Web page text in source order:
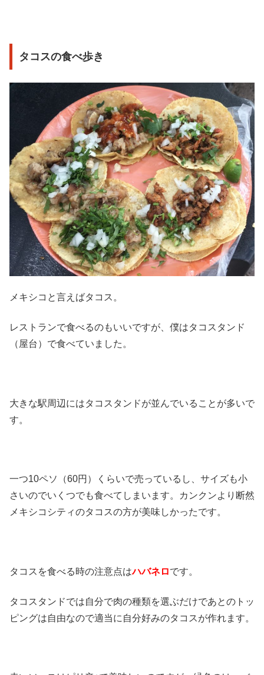
タコスの食べ歩き
メキシコと言えばタコス。
レストランで食べるのもいいですが、僕はタコスタンド
（屋台）で食べていました。
大きな駅周辺にはタコスタンドが並んでいることが多いで
す。
一つ10ペソ（60円）くらいで売っているし、サイズも小
さいのでいくつでも食べてしまいます。カンクンより断然
メキシコシティのタコスの方が美味しかったです。
タコスを食べる時の注意点はハバネロです。
タコスタンドでは自分で肉の種類を選ぶだけであとのトッ
ピングは自由なので適当に自分好みのタコスが作れます。